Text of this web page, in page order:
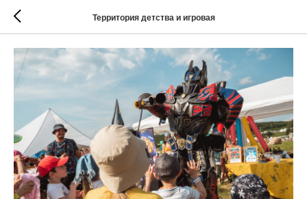
Территория детства и игровая